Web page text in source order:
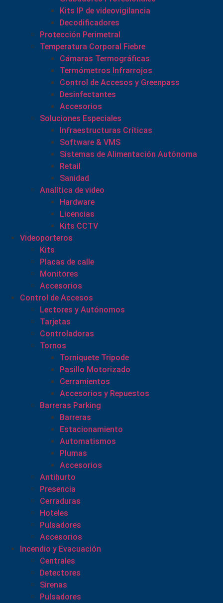
Kits IP de videovigilancia
Decodificadores
Protección Perimetral
Temperatura Corporal Fiebre
Cámaras Termográficas
Termómetros Infrarrojos
Control de Accesos y Greenpass
Desinfectantes
Accesorios
Soluciones Especiales
Infraestructuras Críticas
Software & VMS
Sistemas de Alimentación Autónoma
Retail
Sanidad
Analítica de video
Hardware
Licencias
Kits CCTV
Videoporteros
Kits
Placas de calle
Monitores
Accesorios
Control de Accesos
Lectores y Autónomos
Tarjetas
Controladoras
Tornos
Torniquete Tripode
Pasillo Motorizado
Cerramientos
Accesorios y Repuestos
Barreras Parking
Barreras
Estacionamiento
Automatismos
Plumas
Accesorios
Antihurto
Presencia
Cerraduras
Hoteles
Pulsadores
Accesorios
Incendio y Evacuación
Centrales
Detectores
Sirenas
Pulsadores